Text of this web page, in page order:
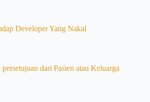
Developer Yang Nakal
dari Pasien atau Keluarga